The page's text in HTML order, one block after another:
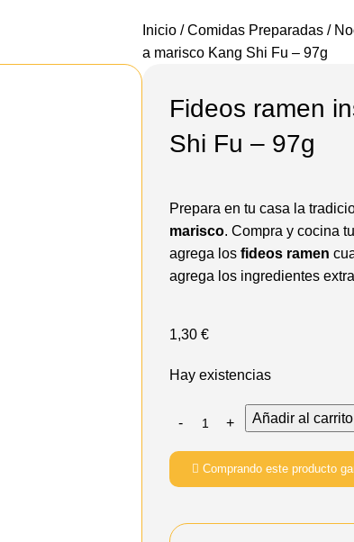
Inicio Comidas Preparadas
a marisco Kang Shi Fu – 97g
Fideos ramen
Shi Fu – 97g
Prepara en tu casa la
marisco. Compra y cocina
agrega losfideos ramen
agrega los ingredientes
1,30€
Hay existencias
Añadir al carrito
Comprando este producto